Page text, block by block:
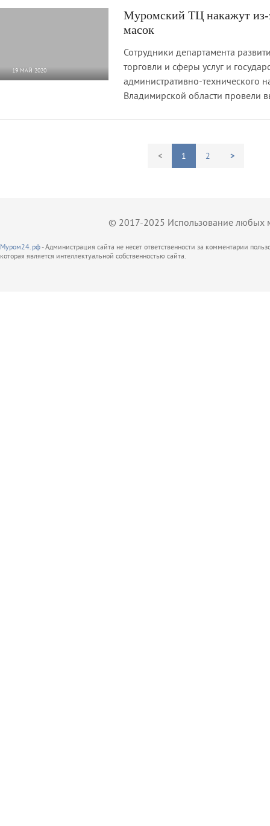
19 МАЙ 2020
Муромский ТЦ накажут из-
масок
Сотрудники департамента
торговли и сферы услуг и
административно-технического
Владимирской области провели
< 1 2 >
© 2017-2025 Использование любых
Муром24.рф- Администрация сайта не несет ответственности за комментарии
которая является интеллектуальной собственностью сайта.